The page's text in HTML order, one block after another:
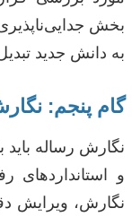
بخش
به دانش جدید
گام پنجم:
نگارش رساله
و
نگارش، ویرایش